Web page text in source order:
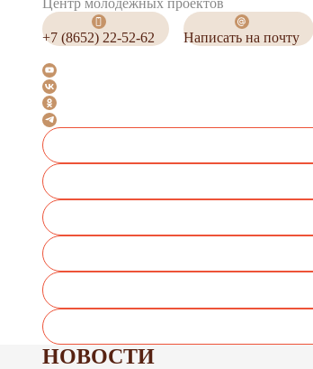
Центр молодежных проектов
+7 (8652) 22-52-62 Написать на почту
НОВОСТИ